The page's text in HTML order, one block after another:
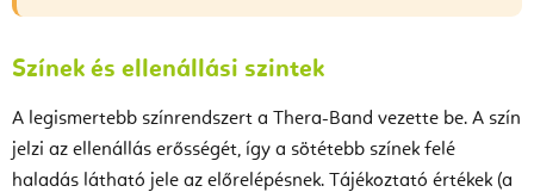
Színek és ellenállási szintek
A legismertebb színrendszert a Thera-Band vezette be. A szín
jelzi az ellenállás erősségét, így a sötétebb színek felé
haladás látható jele az előrelépésnek. Tájékoztató értékek (a